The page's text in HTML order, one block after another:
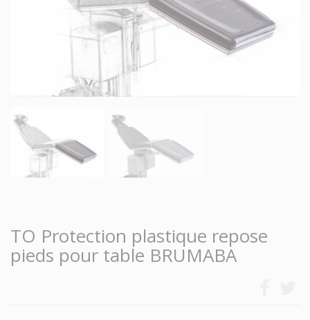
TO Protection plastique repose
pieds pour table BRUMABA